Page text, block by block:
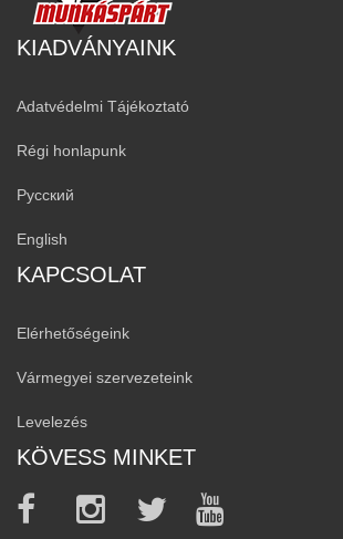
KIADVÁNYAINK
Adatvédelmi Tájékoztató
Régi honlapunk
Русский
English
KAPCSOLAT
Elérhetőségeink
Vármegyei szervezeteink
Levelezés
KÖVESS MINKET